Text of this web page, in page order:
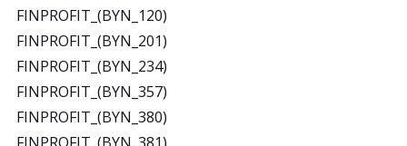
FINPROFIT_(BYN_120)
FINPROFIT_(BYN_201)
FINPROFIT_(BYN_234)
FINPROFIT_(BYN_357)
FINPROFIT_(BYN_380)